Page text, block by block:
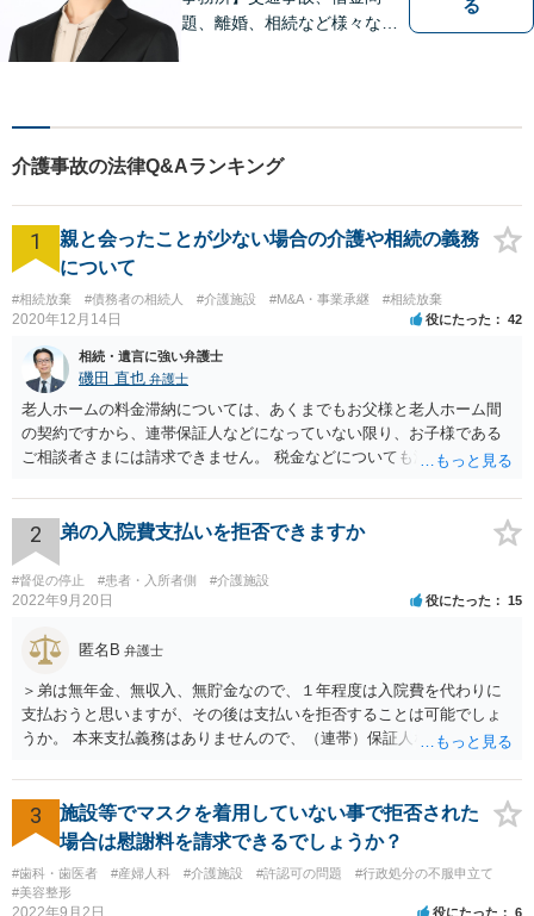
題、離婚、相続など様々な問
い！
る
介護事故の法律Q&Aランキング
1
親と会ったことが少ない場合の介護や相続の義務
について
#相続放棄 #債務者の相続人 #介護施設 #M&A・事業承継 #相続放棄
2020年12月14日 役にたった 42
相続・遺言に強い弁護士
磯田 直也 弁護士
老人ホームの料金滞納については、あくまでもお父様と老人ホーム間
の契約ですから、連帯保証人などになっていない限り、お子様である
ご相談者さまには請求できません。 税金などについても滞納している
護受給の際に扶養できないかという連絡が役所から来ますが、できな
い旨回答すればそれまでです。 相続が開始した場合については先述の
通りです。 民法上の扶養義務はご相談者さまがお考えのほど強いもの
ではありません。 あくまでも、余力の範囲で認められるものです。 親
の介護は子供がみるという民法の条文はありません。 また、親に対す
まれてすぐ両親が離婚し、その後会っていなかったという事情も、扶
養義務の順位を下げる一つの理由になります。
2 弟の入院費支払いを拒否できますか
#督促の停止 #患者・入所者側 #介護施設
2022年9月20日 役にたった 15
匿名B 弁護士
＞弟は無年金、無収入、無貯金なので、１年程度は入院費を代わりに
支払おうと思いますが、その後は支払いを拒否することは可能でしょ
うか。 本来支払義務はありませんので、（連帯）保証人などにならな
3
施設等でマスクを着用していない事で拒否された
場合は慰謝料を請求できるでしょうか？
#歯科・歯医者 #産婦人科 #介護施設 #許認可の問題
#行政処分の不服申立て
#美容整形
2022年9月2日 役にたった 6